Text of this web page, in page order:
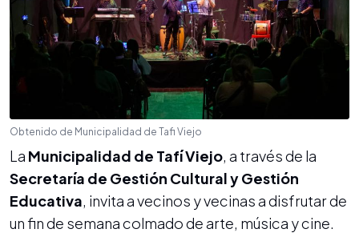
Obtenido de Municipalidad de Tafi Viejo
La Municipalidad de Tafí Viejo , a través de la
Secretaría de Gestión Cultural y Gestión
Educativa , invita a vecinos y vecinas a disfrutar de
un fin de semana colmado de arte, música y cine.